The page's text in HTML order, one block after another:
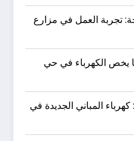
تجربة العمل في مزارع
يخص الكهرباء في حي
المباني الجديدة في